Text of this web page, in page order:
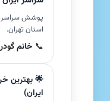
پوشش سراسری
استان تهران.
📞 خانم
🌟 بهترین
ایران)